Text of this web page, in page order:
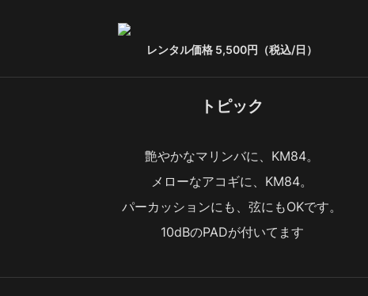
レンタル価格 5,500円（税込/日）
トピック
艶やかなマリンバに、KM84。
メローなアコギに、KM84。
パーカッションにも、弦にもOKです。
10dBのPADが付いてます